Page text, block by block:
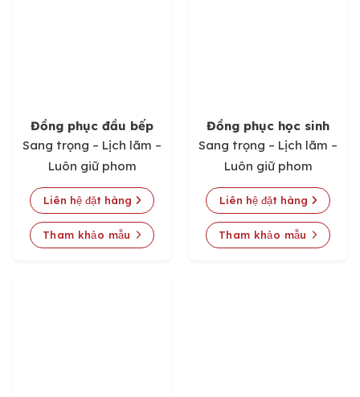
Đồng phục đầu bếp
Sang trọng – Lịch lãm –
Luôn giữ phom
Liên hệ đặt hàng
Tham khảo mẫu
Đồng phục học sinh
Sang trọng – Lịch lãm –
Luôn giữ phom
Liên hệ đặt hàng
Tham khảo mẫu